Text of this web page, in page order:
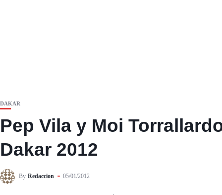
DAKAR
Pep Vila y Moi
Dakar 2012
By Redaccion 05/01/2012